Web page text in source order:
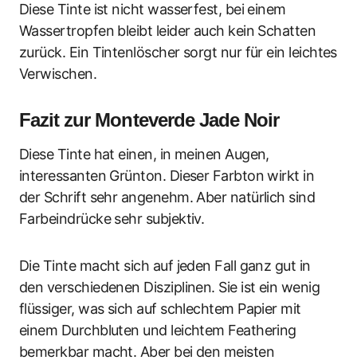
Diese Tinte ist nicht wasserfest, bei einem
Wassertropfen bleibt leider auch kein Schatten
zurück. Ein Tintenlöscher sorgt nur für ein leichtes
Verwischen.
Fazit zur Monteverde Jade Noir
Diese Tinte hat einen, in meinen Augen,
interessanten Grünton. Dieser Farbton wirkt in
der Schrift sehr angenehm. Aber natürlich sind
Farbeindrücke sehr subjektiv.
Die Tinte macht sich auf jeden Fall ganz gut in
den verschiedenen Disziplinen. Sie ist ein wenig
flüssiger, was sich auf schlechtem Papier mit
einem Durchbluten und leichtem Feathering
bemerkbar macht. Aber bei den meisten